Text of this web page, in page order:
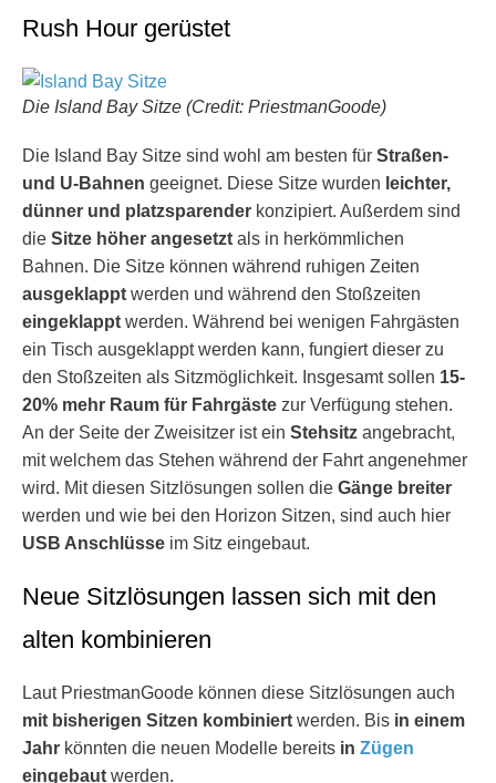
Rush Hour gerüstet
Die Island Bay Sitze (Credit: PriestmanGoode)
Die Island Bay Sitze sind wohl am besten für Straßen-
und U-Bahnen geeignet. Diese Sitze wurden leichter,
dünner und platzsparender konzipiert. Außerdem sind
die Sitze höher angesetzt als in herkömmlichen
Bahnen. Die Sitze können während ruhigen Zeiten
ausgeklappt werden und während den Stoßzeiten
eingeklappt werden. Während bei wenigen Fahrgästen
ein Tisch ausgeklappt werden kann, fungiert dieser zu
den Stoßzeiten als Sitzmöglichkeit. Insgesamt sollen 15-
20% mehr Raum für Fahrgäste zur Verfügung stehen.
An der Seite der Zweisitzer ist ein Stehsitz angebracht,
mit welchem das Stehen während der Fahrt angenehmer
wird. Mit diesen Sitzlösungen sollen die Gänge breiter
werden und wie bei den Horizon Sitzen, sind auch hier
USB Anschlüsse im Sitz eingebaut.
Neue Sitzlösungen lassen sich mit den
alten kombinieren
Laut PriestmanGoode können diese Sitzlösungen auch
mit bisherigen Sitzen kombiniert werden. Bis in einem
Jahr könnten die neuen Modelle bereits in Zügen
eingebaut werden.